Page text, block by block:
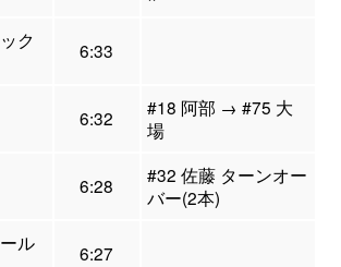
ク
6:33
6:32
#18 阿部 → #75 大
場
6:28
#32 佐藤 ターンオー
バー(2本)
ル
6:27